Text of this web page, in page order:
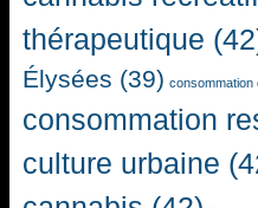
thérapeutique
Élysées (39) consommation
consommation
culture urbaine